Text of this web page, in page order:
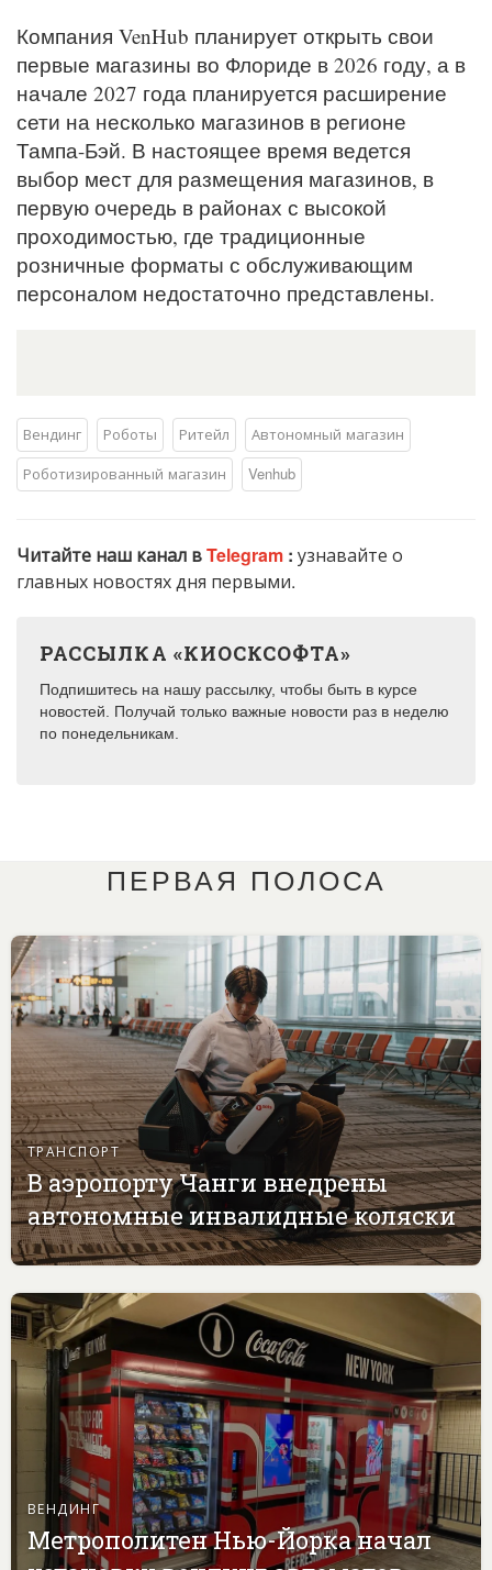
Компания VenHub планирует открыть свои
первые магазины во Флориде в 2026 году, а в
начале 2027 года планируется расширение
сети на несколько магазинов в регионе
Тампа-Бэй. В настоящее время ведется
выбор мест для размещения магазинов, в
первую очередь в районах с высокой
проходимостью, где традиционные
розничные форматы с обслуживающим
персоналом недостаточно представлены.
Вендинг Роботы Ритейл
Автономный магазин
Роботизированный магазин
Venhub
Читайте наш канал вTelegram : узнавайте о
главных новостях дня первыми.
РАССЫЛКА «КИОСКСОФТА»
Подпишитесь на нашу рассылку, чтобы быть в курсе
новостей. Получай только важные новости раз в неделю
по понедельникам.
ПЕРВАЯ ПОЛОСА
ТРАНСПОРТ
В аэропорту Чанги внедрены
автономные инвалидные коляски
ВЕНДИНГ
Метрополитен Нью-Йорка начал